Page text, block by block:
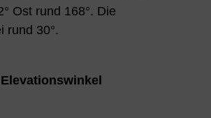
Ost rund 168°. Die
rund 30°.
Elevationswinkel